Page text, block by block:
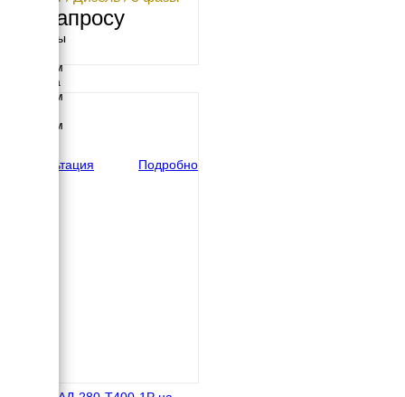
По запросу
Размеры
3300 мм
Ширина
1650 мм
1710 мм
Консультация
Подробно